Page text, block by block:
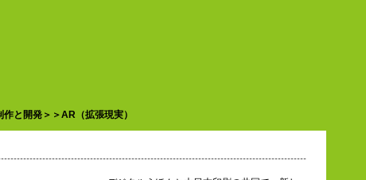
作と開発＞＞AR（拡張現実）